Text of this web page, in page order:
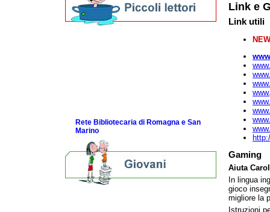
Link e
Link utili
Gaming
Aiuta
In lingua
gioco
migliore la
Istruzioni
Rete Bibliotecaria di Romagna e San
Marino